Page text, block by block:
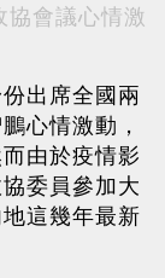
會議心情激
出席全國兩
心情激動，
由於疫情影
委員參加大
這幾年最新